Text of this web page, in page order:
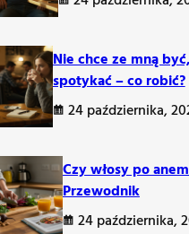
pozornie zdrowe dania
ilościach, może
Nie chce ze mną
spotykać – co robić?
24 października,
Czy włosy po
Przewodnik
24 października,